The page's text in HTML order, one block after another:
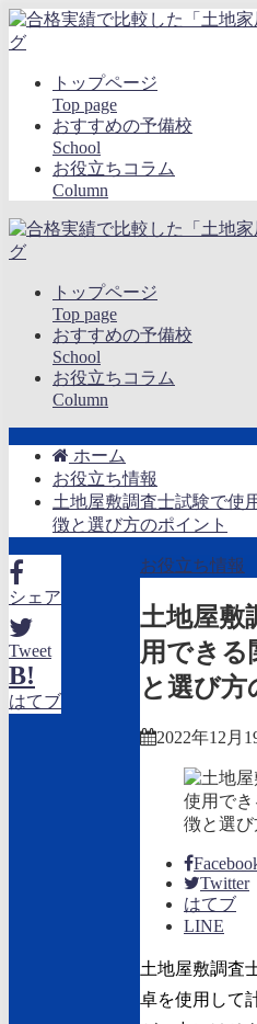
トップページ
Top page
おすすめの予備校
School
お役立ちコラム
Column
トップページ
Top page
おすすめの予備校
School
お役立ちコラム
Column
ホーム
お役立ち情報
土地屋敷調査士試験で使
徴と選び方のポイント
シェア
Tweet
B!
はてブ
お役立ち情報
土地屋敷
用できる
と選び方
2022年12月
Twitter
はてブ
LINE
土地屋敷調査
卓を使用して